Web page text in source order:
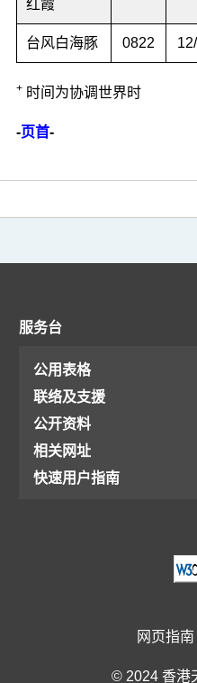
红霞
台风白海豚 0822
+ 时间为协调世界时
-页首-
服务台
公用表格
联络及支援
公开资料
相关网址
快速用户指南
网页指南
© 2024 香港